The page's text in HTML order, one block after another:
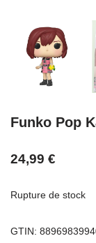
Funko Pop
24,99 €
Rupture de stock
GTIN: